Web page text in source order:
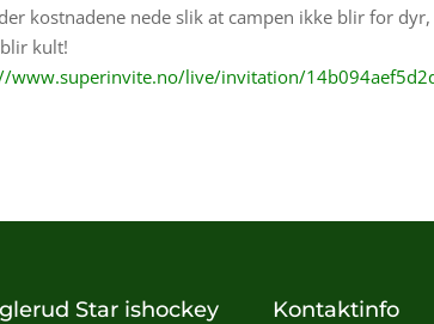
kostnadene nede slik at campen ikke blir for
kult!
www.superinvite.no/live/invitation/
Star ishockey Kontaktinfo